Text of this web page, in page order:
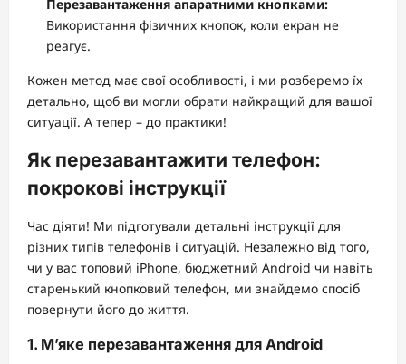
Перезавантаження апаратними кнопками:
Використання фізичних кнопок, коли екран не
реагує.
Кожен метод має свої особливості, і ми розберемо їх
детально, щоб ви могли обрати найкращий для вашої
ситуації. А тепер – до практики!
Як перезавантажити телефон:
покрокові інструкції
Час діяти! Ми підготували детальні інструкції для
різних типів телефонів і ситуацій. Незалежно від того,
чи у вас топовий iPhone, бюджетний Android чи навіть
старенький кнопковий телефон, ми знайдемо спосіб
повернути його до життя.
1. М’яке перезавантаження для Android